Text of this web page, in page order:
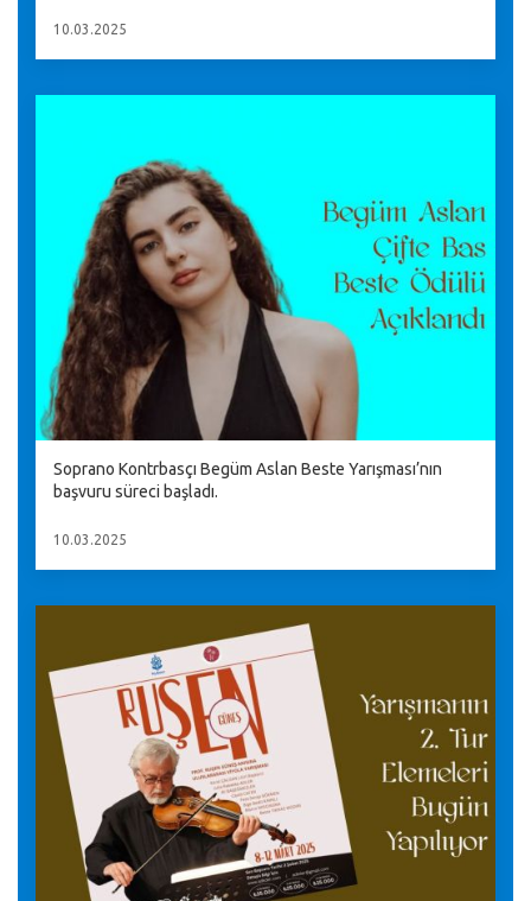
10.03.2025
Soprano Kontrbasçı Begüm Aslan Beste Yarışması’nın
başvuru süreci başladı.
10.03.2025